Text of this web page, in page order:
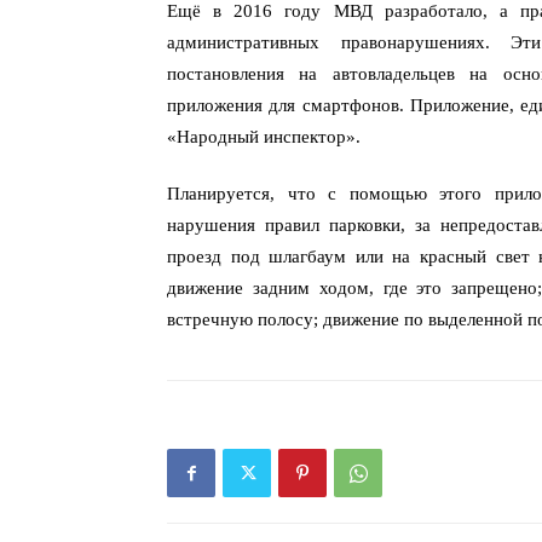
Ещё в 2016 году МВД разработало, а
административных правонарушениях.
постановления на автовладельцев на
приложения для смартфонов. Приложение,
«Народный инспектор».
Планируется, что с помощью этого
нарушения правил парковки, за
проезд под шлагбаум или на красный свет
движение задним ходом, где это
встречную полосу; движение по выделенной